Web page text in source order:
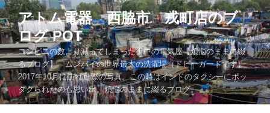
コ
ン
テ
ン
ツ
へ
ス
キ
アトム電器 西脇市 戎町店のブ
ログ POT
コンビニの数より減ってしまった街中の電気屋【煩悩のままに綴
るブログ】 ムンバイの世界最大の洗濯場（ドビーガードです）
2017年10月に訪れた際の写真。この時はインドのタクシーにボッ
タクられたのも思い出。煩悩のままに綴るブログ。。。